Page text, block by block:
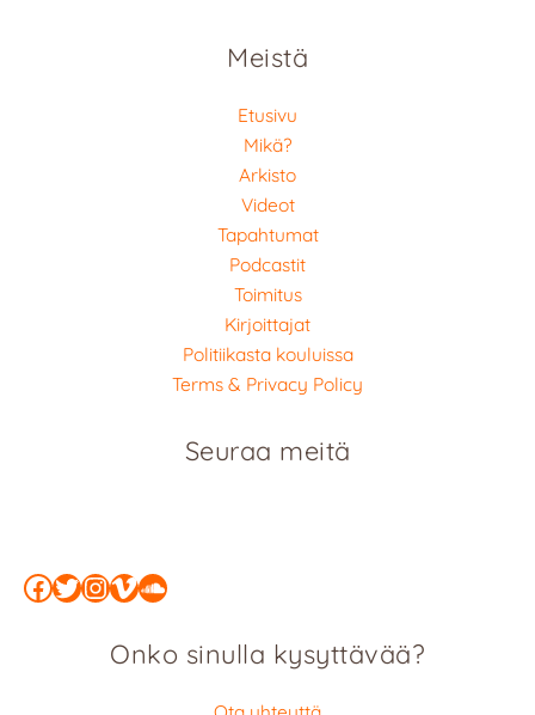
Meistä
Etusivu
Mikä?
Arkisto
Videot
Tapahtumat
Podcastit
Toimitus
Kirjoittajat
Politiikasta kouluissa
Terms & Privacy Policy
Seuraa meitä
Facebook
Twitter
Instagram
Vimeo
SoundCloud
Onko sinulla kysyttävää?